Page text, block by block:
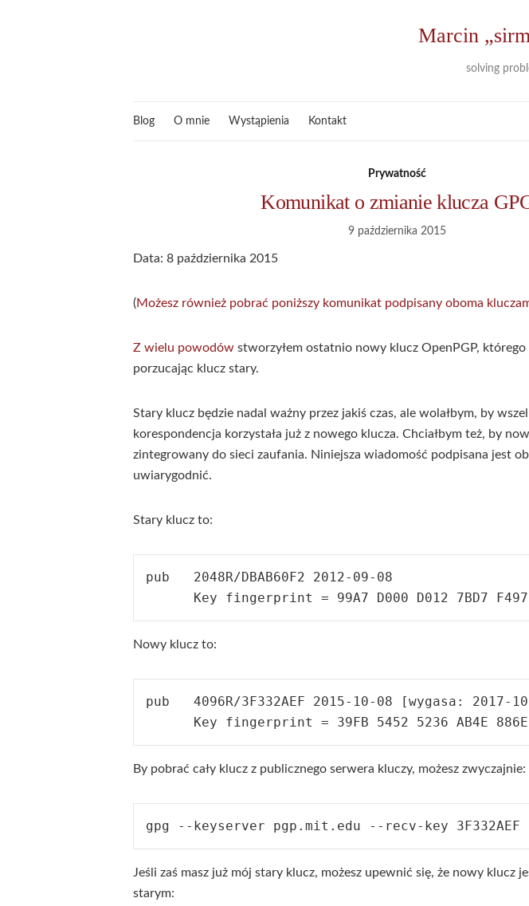
Marcin
solving
Blog O mnie Wystąpienia Kontakt
Prywatność
Komunikat o zmianie klucza
9 października 2015
Data: 8 października 2015
(Możesz również pobrać poniższy komunikat podpisany oboma
Z wielu powodów stworzyłem ostatnio nowy klucz OpenPGP, którego
porzucając klucz stary.
Stary klucz będzie nadal ważny przez jakiś czas, ale wolałbym, by
korespondencja korzystała już z nowego klucza. Chciałbym też, by
zintegrowany do sieci zaufania. Niniejsza wiadomość podpisana jest
uwiarygodnić.
Stary klucz to:
pub   2048R/DBAB60F2 2012-09-08
Nowy klucz to:
pub   4096R/3F332AEF 2015-10-08 [wygasa: 2017-
By pobrać cały klucz z publicznego serwera kluczy, możesz zwyczajnie:
Jeśli zaś masz już mój stary klucz, możesz upewnić się, że nowy klucz
starym: